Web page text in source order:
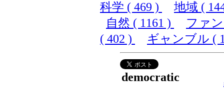
科学 ( 469 )
地域 (
自然 ( 1161 )
ファ
( 402 )
ギャンブル (
democratic